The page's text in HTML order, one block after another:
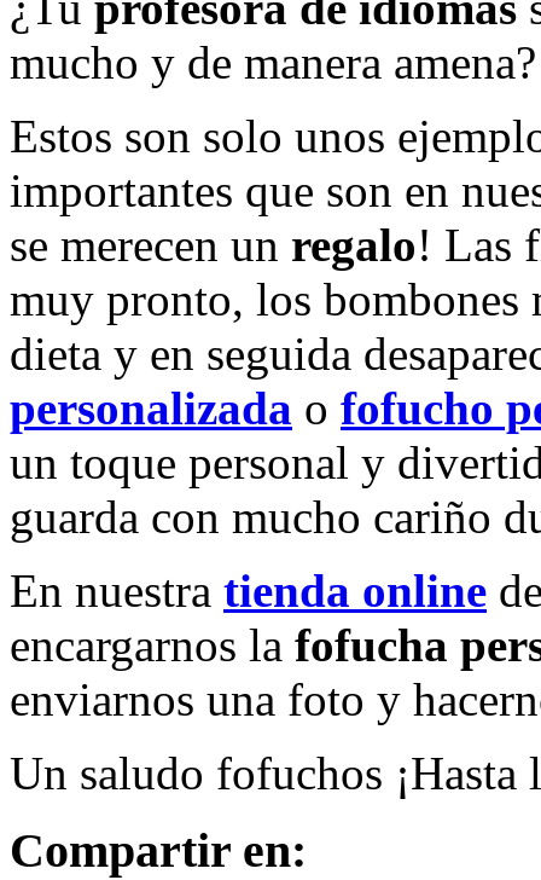
mucho y de manera amena?
Estos son solo unos
importantes que son en
se merecen un regalo! Las
muy pronto, los bombones
dieta y en seguida
personalizada o fofucho
un toque personal y
guarda con mucho cariño
En nuestra tienda online
encargarnos la fofucha
enviarnos una foto y
Un saludo fofuchos
Compartir en: